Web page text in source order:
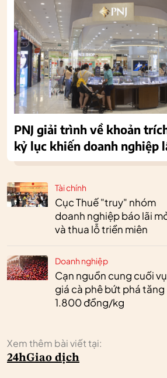
Tài chính
Cục Thuế "truy" nhóm
doanh nghiệp báo lãi
và thua lỗ triền miên
Doanh nghiệp
Cạn nguồn cung cuối
giá cà phê bứt phá tăng
1.800 đồng/kg
Xem thêm bài viết tại:
24hGiao dịch
PNJ giải trình về khoản
kỷ lục khiến doanh nghiệp